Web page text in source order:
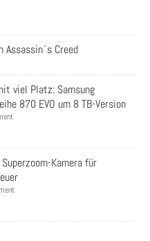
Creed
viel Platz: Samsung
870 EVO um 8 TB-Version
Kamera für